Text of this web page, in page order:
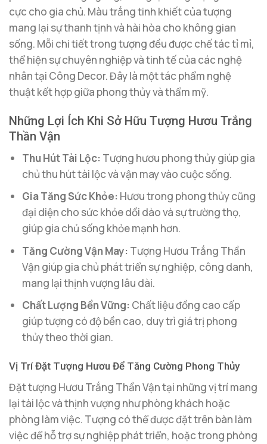
cực cho gia chủ. Màu trắng tinh khiết của tượng
mang lại sự thanh tịnh và hài hòa cho không gian
sống. Mỗi chi tiết trong tượng đều được chế tác tỉ mỉ,
thể hiện sự chuyên nghiệp và tinh tế của các nghệ
nhân tại Công Decor. Đây là một tác phẩm nghệ
thuật kết hợp giữa phong thủy và thẩm mỹ.
Những Lợi Ích Khi Sở Hữu Tượng Hươu Trắng
Thần Vận
Thu Hút Tài Lộc: Tượng hươu phong thủy giúp gia
chủ thu hút tài lộc và vận may vào cuộc sống.
Gia Tăng Sức Khỏe: Hươu trong phong thủy cũng
đại diện cho sức khỏe dồi dào và sự trường thọ,
giúp gia chủ sống khỏe mạnh hơn.
Tăng Cường Vận May: Tượng Hươu Trắng Thần
Vận giúp gia chủ phát triển sự nghiệp, công danh,
mang lại thịnh vượng lâu dài.
Chất Lượng Bền Vững: Chất liệu đồng cao cấp
giúp tượng có độ bền cao, duy trì giá trị phong
thủy theo thời gian.
Vị Trí Đặt Tượng Hươu Để Tăng Cường Phong Thủy
Đặt tượng Hươu Trắng Thần Vận tại những vị trí mang
lại tài lộc và thịnh vượng như phòng khách hoặc
phòng làm việc. Tượng có thể được đặt trên bàn làm
việc để hỗ trợ sự nghiệp phát triển, hoặc trong phòng